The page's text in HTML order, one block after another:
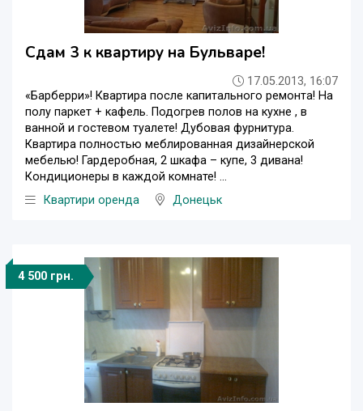
Сдам 3 к квартиру на Бульваре!
17.05.2013, 16:07
«Барберри»! Квартира после капитального ремонта! На
полу паркет + кафель. Подогрев полов на кухне , в
ванной и гостевом туалете! Дубовая фурнитура.
Квартира полностью меблированная дизайнерской
мебелью! Гардеробная, 2 шкафа – купе, 3 дивана!
Кондиционеры в каждой комнате! ...
Квартири оренда
Донецьк
4 500 грн.